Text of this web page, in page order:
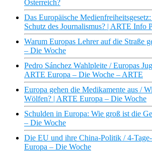
Österreich?
Das Europäische
Schutz des Journalismus? | ARTE Info
Warum Europas Lehrer auf die Straße
– Die Woche
Pedro Sánchez Wahlpleite / Europas
ARTE Europa – Die Woche – ARTE
Europa gehen die Medikamente aus /
Wölfen? | ARTE Europa – Die Woche
Schulden in Europa: Wie groß ist die
– Die Woche
Die EU und ihre China-Politik / 4-
Europa – Die Woche